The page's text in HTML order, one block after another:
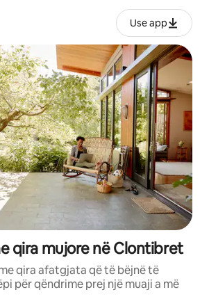
Use app
qira mujore në Clontibret
qira afatgjata që të bëjnë të
për qëndrime prej një muaji a më